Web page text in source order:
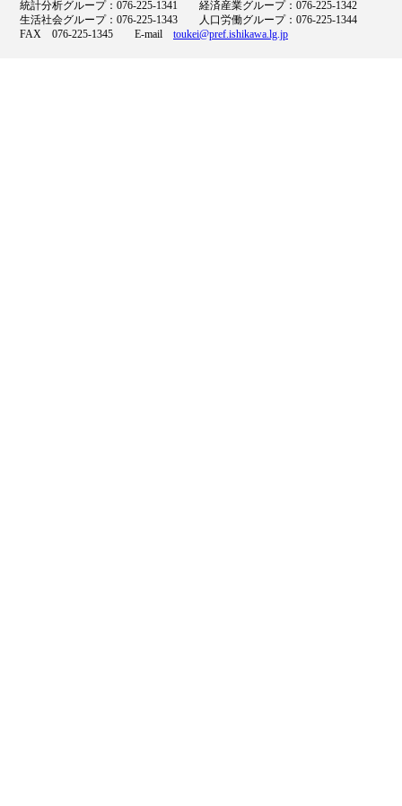
統計分析グループ：076-225-1341 経済産業グループ：076-225-1342
生活社会グループ：076-225-1343 人口労働グループ：076-225-1344
FAX 076-225-1345 E-mail toukei@pref.ishikawa.lg.jp